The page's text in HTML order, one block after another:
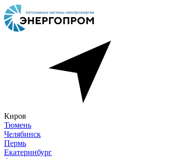
Киров
Тюмень
Челябинск
Пермь
Екатеринбург